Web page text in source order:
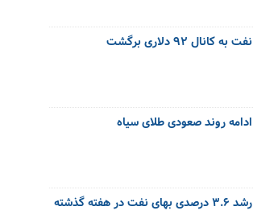
نفت به کانال ۹۲ دلاری برگشت
ادامه روند صعودی طلای سیاه
رشد ۳.۶ درصدی بهای نفت در هفته گذشته